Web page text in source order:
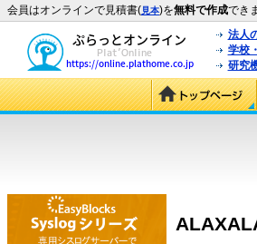
会員はオンラインで見積書(見本)を無料で作成でき
法人
学校
研究